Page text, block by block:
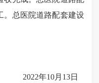
。总医院道路配套建设
2022年10月13日